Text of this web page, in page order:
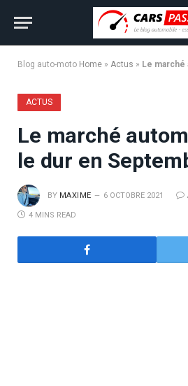
Blog auto-moto Home » Actus » Le marché
ACTUS
Le marché
le dur en
BY MAXIME 6 OCTOBRE 2021
4 MINS READ